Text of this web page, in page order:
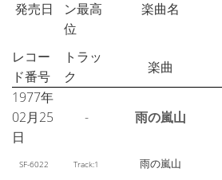
発売日
ン最高
位
楽曲名
レコー
ド番号
トラッ
ク
楽曲
1977年
02月25
日
- 雨の嵐山
SF-6022 Track:1 雨の嵐山